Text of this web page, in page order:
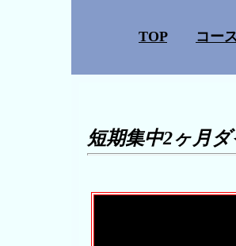
TOP コー
短期集中2ヶ月